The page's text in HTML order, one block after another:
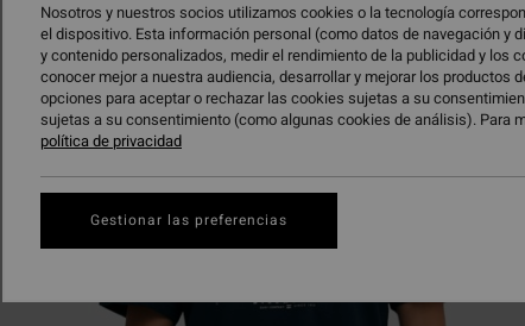
Nosotros y nuestros socios utilizamos cookies o la tecnología
el dispositivo. Esta información personal (como datos de navegación y
y contenido personalizados, medir el rendimiento de la publicidad y los
conocer mejor a nuestra audiencia, desarrollar y mejorar los productos
opciones para aceptar o rechazar las cookies sujetas a su
sujetas a su consentimiento (como algunas cookies de análisis). Para
política de privacidad
Gestionar las preferencias